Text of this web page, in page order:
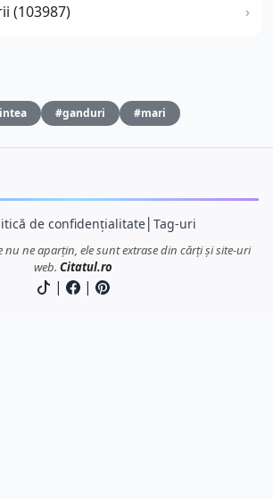
(103987)
#ganduri #mari
de confidențialitate│ Tag-uri
nu ne aparțin, ele sunt extrase din cărți și site-uri
web. Citatul.ro
| |